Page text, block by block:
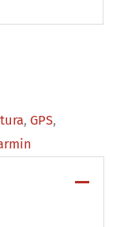
, GPS,